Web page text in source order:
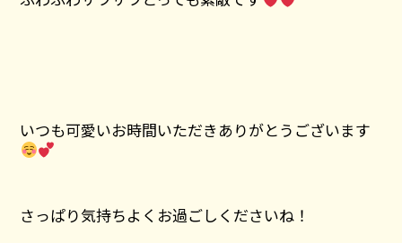
いつも可愛いお時間いただきありがとうございます
さっぱり気持ちよくお過ごしくださいね！